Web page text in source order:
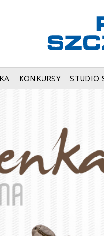
KONKURSY STUDIO